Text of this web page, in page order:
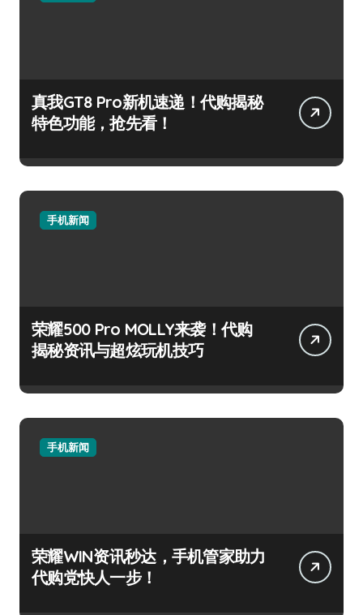
真我GT8 Pro新机速递！代购揭秘
特色功能，抢先看！
手机新闻
荣耀500 Pro MOLLY来袭！代购
揭秘资讯与超炫玩机技巧
手机新闻
荣耀WIN资讯秒达，手机管家助力
代购党快人一步！